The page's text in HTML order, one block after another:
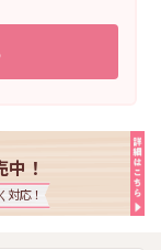
！
対応！